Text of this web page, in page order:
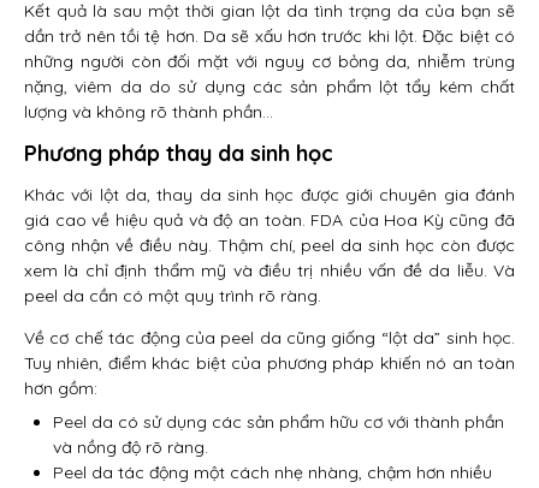
Kết quả là sau một thời gian lột da tình trạng da của bạn sẽ
dần trở nên tồi tệ hơn. Da sẽ xấu hơn trước khi lột. Đặc biệt có
những người còn đối mặt với nguy cơ bỏng da, nhiễm trùng
nặng, viêm da do sử dụng các sản phẩm lột tẩy kém chất
lượng và không rõ thành phần…
Phương pháp thay da sinh học
Khác với lột da, thay da sinh học được giới chuyên gia đánh
giá cao về hiệu quả và độ an toàn. FDA của Hoa Kỳ cũng đã
công nhận về điều này. Thậm chí, peel da sinh học còn được
xem là chỉ định thẩm mỹ và điều trị nhiều vấn đề da liễu. Và
peel da cần có một quy trình rõ ràng.
Về cơ chế tác động của peel da cũng giống “lột da” sinh học.
Tuy nhiên, điểm khác biệt của phương pháp khiến nó an toàn
hơn gồm:
Peel da có sử dụng các sản phẩm hữu cơ với thành phần
và nồng độ rõ ràng.
Peel da tác động một cách nhẹ nhàng, chậm hơn nhiều